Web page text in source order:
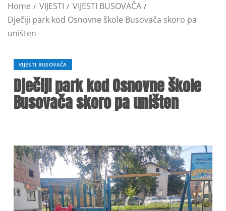
Home VIJESTI
VIJESTI BUSOVAČA
Dječiji park kod Osnovne škole Busovača skoro pa
uništen
VIJESTI BUSOVAČA
Dječiji park kod Osnovne škole
Busovača skoro pa uništen